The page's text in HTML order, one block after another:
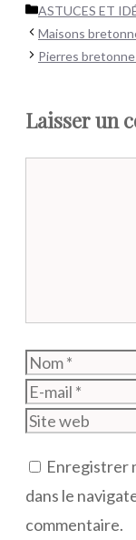
Catégories
ASTUCES ET
Maisons
Pierres
Laisser un
Nom
Enregistrer
dans le
commentaire.